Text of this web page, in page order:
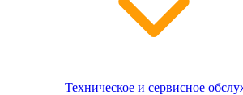
Техническое и сервисное